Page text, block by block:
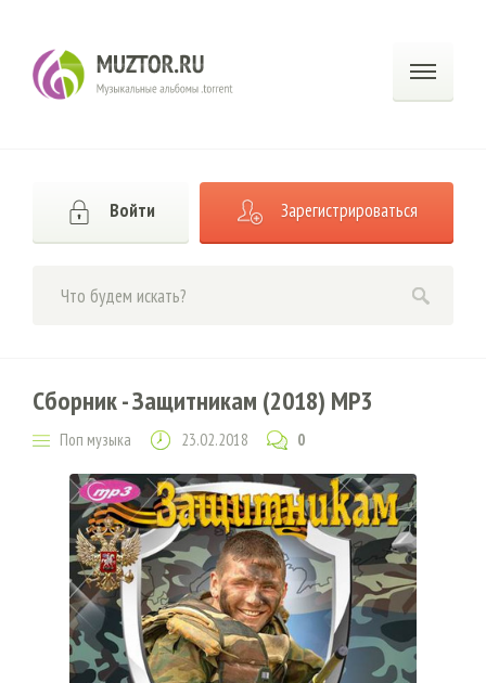
Войти Зарегистрироваться
Сборник - Защитникам (2018) MP3
Поп музыка 23.02.2018 0